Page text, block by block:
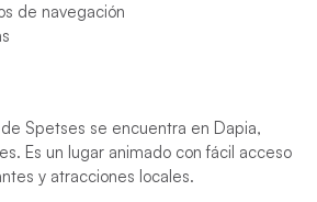
de navegación
Spetses se encuentra en Dapia,
Es un lugar animado con fácil acceso
y atracciones locales.